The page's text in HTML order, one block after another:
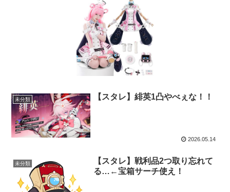
未分類 【スタレ】緋英1凸やべぇな！！
2026.05.14
未分類
【スタレ】戦利品2つ取り忘れて
る…←宝箱サーチ使え！